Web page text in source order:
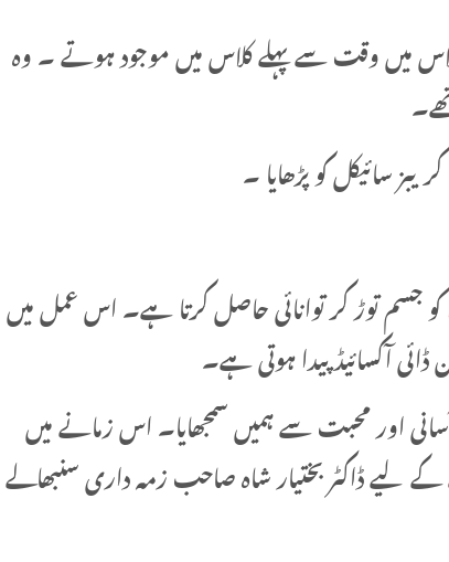
میں وقت سے پہلے کلاس میں موجود ہوتے ۔ وہ
سائیکل کو پڑھایا ۔
جسم توڑ کر توانائی حاصل کرتا ہے۔ اس عمل میں
ڈائی آکسائیڈ پیدا ہوتی ہے۔
اور محبت سے ہمیں سمجھایا۔ اس زمانے میں
لیے ڈاکٹر بختیار شاہ صاحب زمہ داری سنبھالے